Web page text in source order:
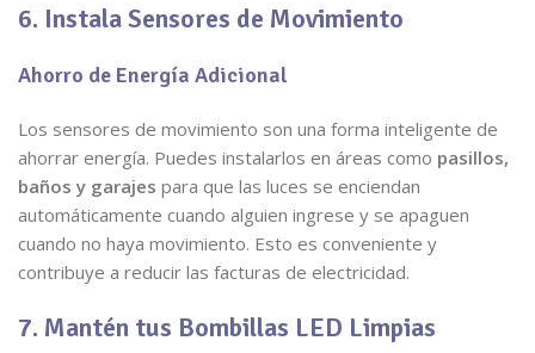
6. Instala Sensores de Movimiento
Ahorro de Energía Adicional
Los sensores de movimiento son una forma inteligente de
ahorrar energía. Puedes instalarlos en áreas como pasillos,
baños y garajes para que las luces se enciendan
automáticamente cuando alguien ingrese y se apaguen
cuando no haya movimiento. Esto es conveniente y
contribuye a reducir las facturas de electricidad.
7. Mantén tus Bombillas LED Limpias